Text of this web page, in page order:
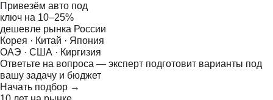
Привезём авто под
ключ на 10–25%
дешевле рынка России
Корея · Китай · Япония
ОАЭ · США · Киргизия
Ответьте на вопроса — эксперт подготовит варианты под
вашу задачу и бюджет
Начать подбор →